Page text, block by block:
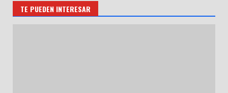
TE PUEDEN INTERESAR